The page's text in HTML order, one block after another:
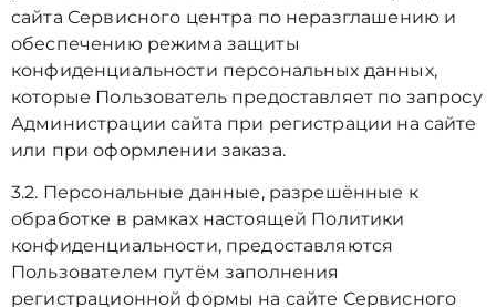
сайта Сервисного центра по неразглашению и
обеспечению режима защиты
конфиденциальности персональных данных,
которые Пользователь предоставляет по запросу
Администрации сайта при регистрации на сайте
или при оформлении заказа.
3.2. Персональные данные, разрешённые к
обработке в рамках настоящей Политики
конфиденциальности, предоставляются
Пользователем путём заполнения
регистрационной формы на cайте Сервисного